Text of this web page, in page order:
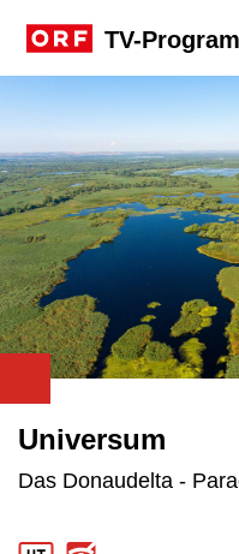
TV-
Universum
Das Donaudelta -